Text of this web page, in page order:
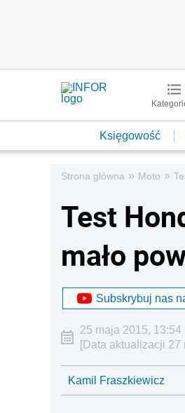
Księgowość
Strona główna » Moto »
Test
mało
Subskrybuj nas
25 maja 2015, 13:54
[Data aktualizacji 27
Kamil Fraszkiewicz